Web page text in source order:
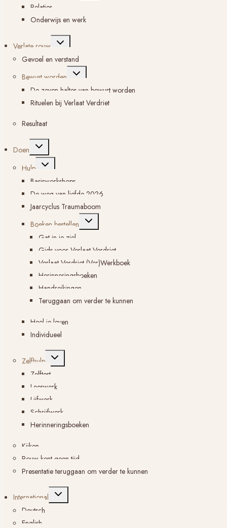
Relaties
Onderwijs en werk
Verlate rouw
Toggle
submenu
Gevoel en verstand
Bewust worden
Toggle
submenu
De zeven haltes van bewust worden
Rituelen bij Verlaat Verdriet
Resultaat
Doen
Toggle
Hulp
Toggle
submenu
Basisworkshops
De weg van liefde 2026
Jaarcyclus Traumaboom
Boeken bestellen
Toggle
Gat in je ziel
Gids voor Verlaat Verdriet
Verlaat Verdriet (Ver)Werkboek
Herinneringsboeken
Handreikingen
Teruggaan om verder te kunnen
Heel je leven
Individueel
Zelfhulp
Toggle
Zelftest
Leeswerk
Lijfwerk
Schrijfwerk
Herinneringsboeken
Kijken
Rouw kent geen tijd
Presentatie teruggaan om verder te kunnen
International
Toggle
submenu
Deutsch
English